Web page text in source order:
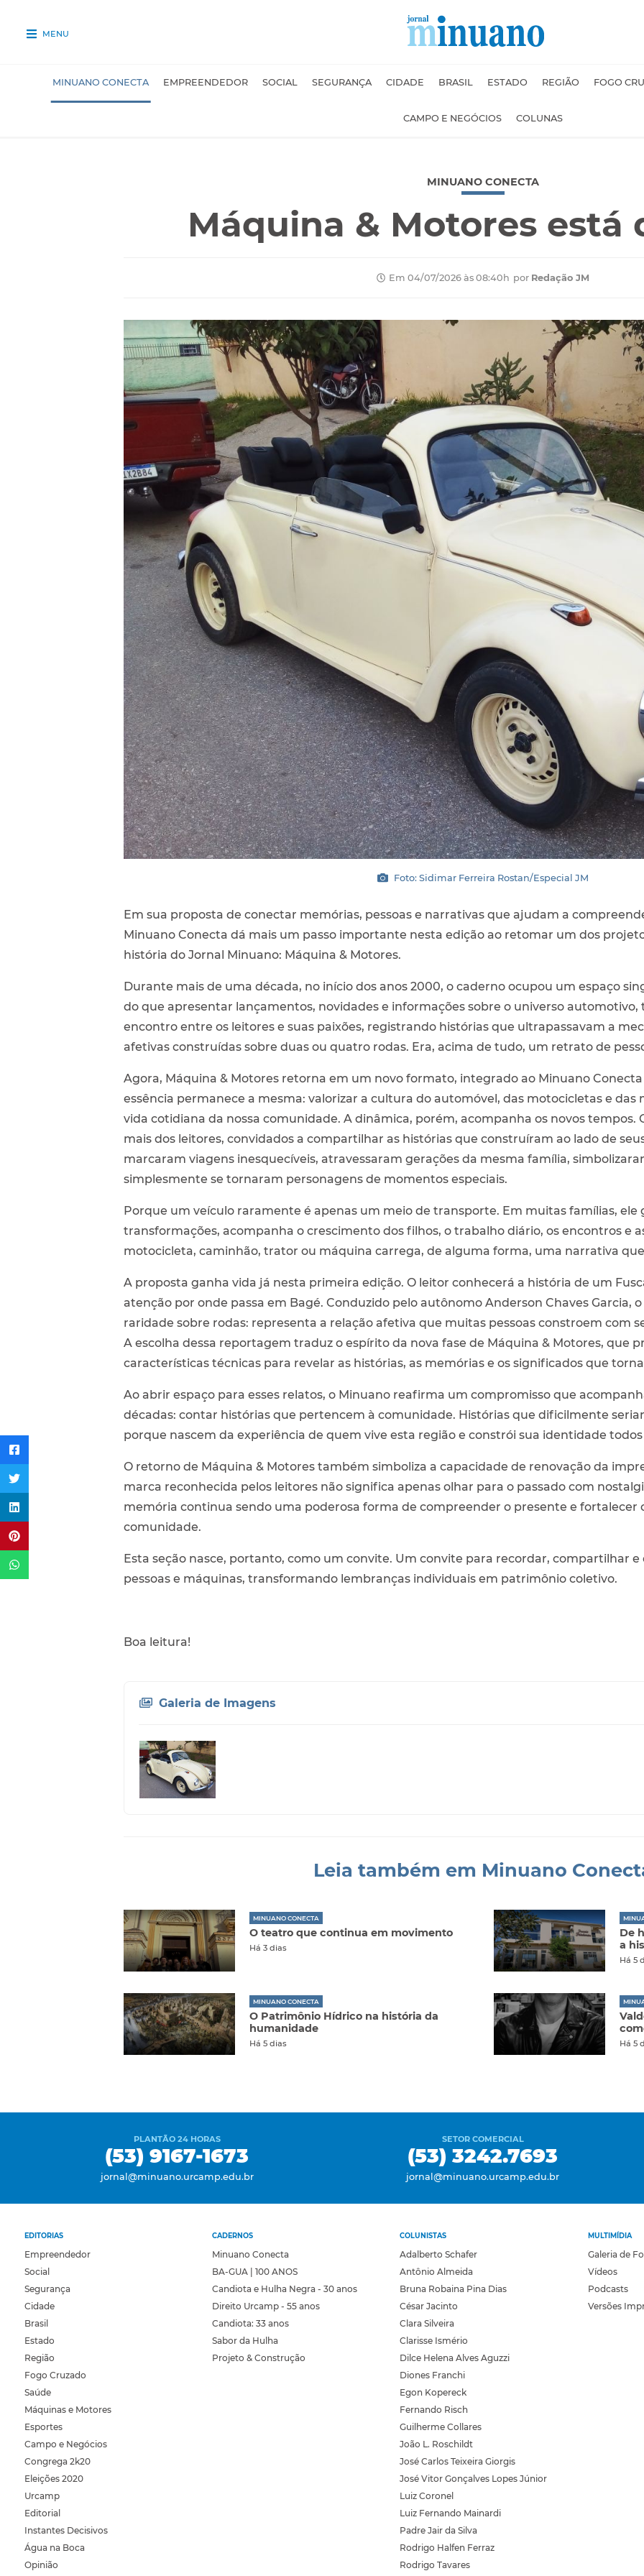
MENU
MINUANO CONECTA EMPREENDEDOR SOCIAL SEGURANÇA CIDADE BRASIL ESTADO REGIÃO FOGO
CAMPO E NEGÓCIOS COLUNAS
MINUANO CONECTA
Máquina & Motores está
Em 04/07/2026 às 08:40h por Redação JM
Foto: Sidimar Ferreira Rostan/Especial JM
Em sua proposta de conectar memórias, pessoas e narrativas que ajudam a
Minuano Conecta dá mais um passo importante nesta edição ao retomar um dos
história do Jornal Minuano: Máquina & Motores.
Durante mais de uma década, no início dos anos 2000, o caderno ocupou um espaço
do que apresentar lançamentos, novidades e informações sobre o universo
encontro entre os leitores e suas paixões, registrando histórias que ultrapassavam a
afetivas construídas sobre duas ou quatro rodas. Era, acima de tudo, um retrato de
Agora, Máquina & Motores retorna em um novo formato, integrado ao Minuano
essência permanece a mesma: valorizar a cultura do automóvel, das motocicletas e
vida cotidiana da nossa comunidade. A dinâmica, porém, acompanha os novos tempos.
mais dos leitores, convidados a compartilhar as histórias que construíram ao lado de
marcaram viagens inesquecíveis, atravessaram gerações da mesma família,
simplesmente se tornaram personagens de momentos especiais.
Porque um veículo raramente é apenas um meio de transporte. Em muitas famílias,
transformações, acompanha o crescimento dos filhos, o trabalho diário, os encontros e
motocicleta, caminhão, trator ou máquina carrega, de alguma forma, uma narrativa
A proposta ganha vida já nesta primeira edição. O leitor conhecerá a história de um
atenção por onde passa em Bagé. Conduzido pelo autônomo Anderson Chaves Garcia,
raridade sobre rodas: representa a relação afetiva que muitas pessoas constroem com
A escolha dessa reportagem traduz o espírito da nova fase de Máquina & Motores, que
características técnicas para revelar as histórias, as memórias e os significados que
Ao abrir espaço para esses relatos, o Minuano reafirma um compromisso que
décadas: contar histórias que pertencem à comunidade. Histórias que dificilmente
porque nascem da experiência de quem vive esta região e constrói sua identidade todos
O retorno de Máquina & Motores também simboliza a capacidade de renovação da
marca reconhecida pelos leitores não significa apenas olhar para o passado com
memória continua sendo uma poderosa forma de compreender o presente e fortalecer
comunidade.
Esta seção nasce, portanto, como um convite. Um convite para recordar, compartilhar
pessoas e máquinas, transformando lembranças individuais em patrimônio coletivo.
Boa leitura!
Galeria de Imagens
Leia também em Minuano
MINUANO CONECTA
O teatro que continua em movimento
Há 3 dias
De
a
Há 5
MINUANO CONECTA
O Patrimônio Hídrico na história da
humanidade
Há 5 dias Há 5
PLANTÃO 24 HORAS
(53) 9167-1673
jornal@minuano.urcamp.edu.br
SETOR COMERCIAL
(53) 3242.7693
jornal@minuano.urcamp.edu.br
EDITORIAS
Empreendedor
Social
Segurança
Cidade
Brasil
Estado
Região
Fogo Cruzado
Saúde
Máquinas e Motores
Esportes
Campo e Negócios
Congrega 2k20
Eleições 2020
Urcamp
Editorial
Instantes Decisivos
Água na Boca
Opinião
CADERNOS
Minuano Conecta
BA-GUA | 100 ANOS
Candiota e Hulha Negra - 30 anos
Direito Urcamp - 55 anos
Candiota: 33 anos
Sabor da Hulha
Projeto & Construção
COLUNISTAS
Adalberto Schafer
Antônio Almeida
Bruna Robaina Pina Dias
César Jacinto
Clara Silveira
Clarisse Ismério
Dilce Helena Alves Aguzzi
Diones Franchi
Egon Kopereck
Fernando Risch
Guilherme Collares
João L. Roschildt
José Carlos Teixeira Giorgis
José Vitor Gonçalves Lopes Júnior
Luiz Coronel
Luiz Fernando Mainardi
Padre Jair da Silva
Rodrigo Halfen Ferraz
Rodrigo Tavares
MULTIMÍDIA
Galeria de
Vídeos
Podcasts
Versões